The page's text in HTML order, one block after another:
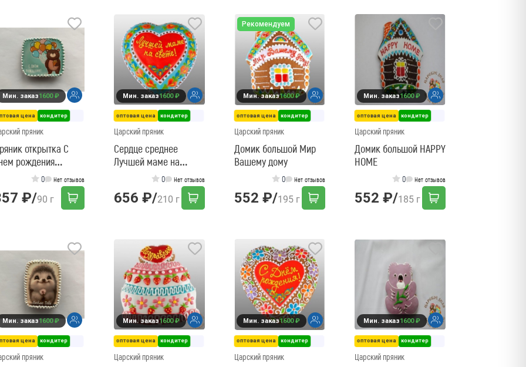
Мин. заказ1600 ₽
цена кондитер
пряник
открытка С
рождения
(Мишка с шарами)
0 Нет отзывов
₽/90 г
Мин. заказ1600 ₽
оптовая цена кондитер
Царский пряник
Сердце среднее
Лучшей маме на
0 Нет отзывов
656 ₽/210 г
Рекомендуем
Мин. заказ1600 ₽
оптовая цена кондитер
Царский пряник
Домик большой Мир
Вашему дому
0 Нет отзывов
552 ₽/195 г
Мин. заказ1600 ₽
оптовая цена кондитер
Царский пряник
Домик большой HAPPY
HOME
0 Нет отзывов
552 ₽/185 г
Мин. заказ1600 ₽
цена кондитер
пряник
Мин. заказ1600 ₽
оптовая цена кондитер
Царский пряник
Мин. заказ1600 ₽
оптовая цена кондитер
Царский пряник
Мин. заказ1600 ₽
оптовая цена кондитер
Царский пряник